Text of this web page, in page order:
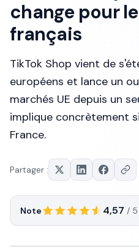
change pour
français
TikTok Shop vient de
européens et lance un
marchés UE depuis un
implique concrètement
France.
Partager :
Note 4,57 / 5